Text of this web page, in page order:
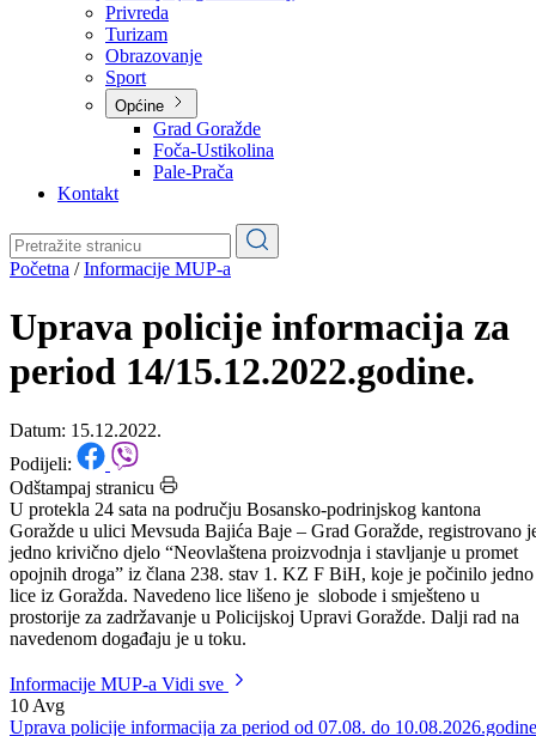
O kantonu
Simboli kantona (Grb, zastava)
Historija (digitalni muzej)
Privreda
Turizam
Obrazovanje
Općine
Pale-Prača
Kontakt
Početna/Informacije MUP-a
Uprava policije informacija za
period 14/15.12.2022.godine.
Datum: 15.12.2022.
Podijeli:
Odštampaj stranicu
U protekla 24 sata na području Bosansko-podrinjskog kantona
Goražde u ulici Mevsuda Bajića Baje – Grad Goražde, registrovano
jedno krivično djelo “Neovlaštena proizvodnja i stavljanje u promet
opojnih droga” iz člana 238. stav 1. KZ F BiH, koje je počinilo jedno
prostorije za zadržavanje u Policijskoj Upravi Goražde. Dalji rad na
navedenom događaju je u toku.